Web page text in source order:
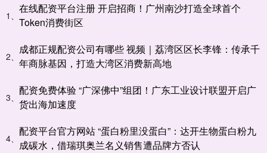
1、
在线配资平台注册 开启招商！广州南沙打造全球首个
Token消费街区
2、
成都正规配资公司有哪些 视频｜荔湾区区长李锋：传承千
年商脉基因，打造大湾区消费新高地
3、
配资免费体验 “广深佛中”组团！广东工业设计联盟开启广
货出海加速度
4、
配资平台官方网站 “蛋白粉里没蛋白”：达开生物蛋白粉九
成碳水，借瑞琪奥兰名义销售遭品牌方否认